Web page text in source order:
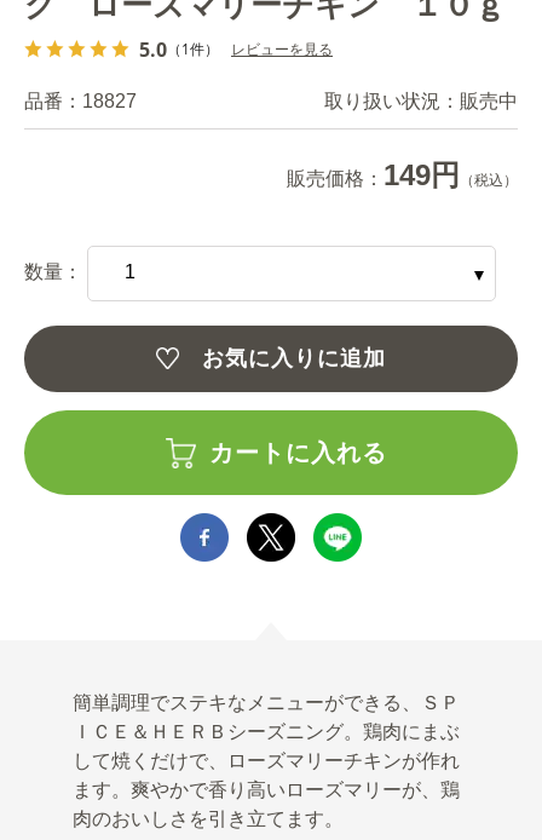
5.0 （1件） レビューを見る
品番： 18827 取り扱い状況： 販売中
販売価格： 149円 （税込）
数量：
お気に入りに追加
カートに入れる
簡単調理でステキなメニューができる、ＳＰ
ＩＣＥ＆ＨＥＲＢシーズニング。鶏肉にまぶ
して焼くだけで、ローズマリーチキンが作れ
ます。爽やかで香り高いローズマリーが、鶏
肉のおいしさを引き立てます。